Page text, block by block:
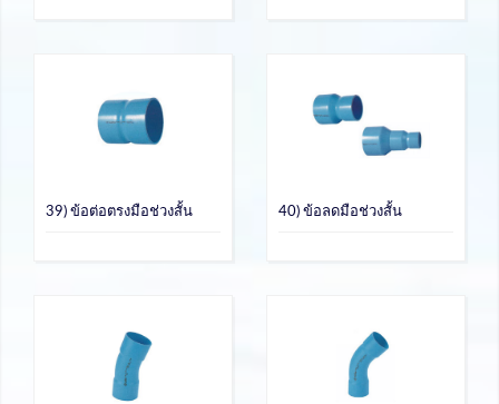
39) ข้อต่อตรงมือช่วงสั้น 40) ข้อลดมือช่วงสั้น